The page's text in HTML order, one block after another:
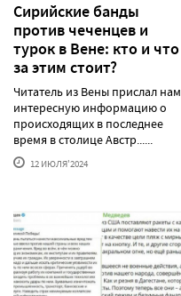
Сирийские банды
против чеченцев и
турок в Вене: кто и что
за этим стоит?
Читатель из Вены прислал нам
интересную информацию о
происходящих в последнее
время в столице Австр......
12 ИЮЛЯ'2024